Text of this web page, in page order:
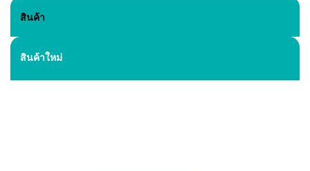
สินค้า
สินค้าใหม่